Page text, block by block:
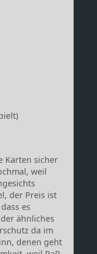
Karten sicher
weil
der Preis ist
es
ähnliches
da im
denen geht